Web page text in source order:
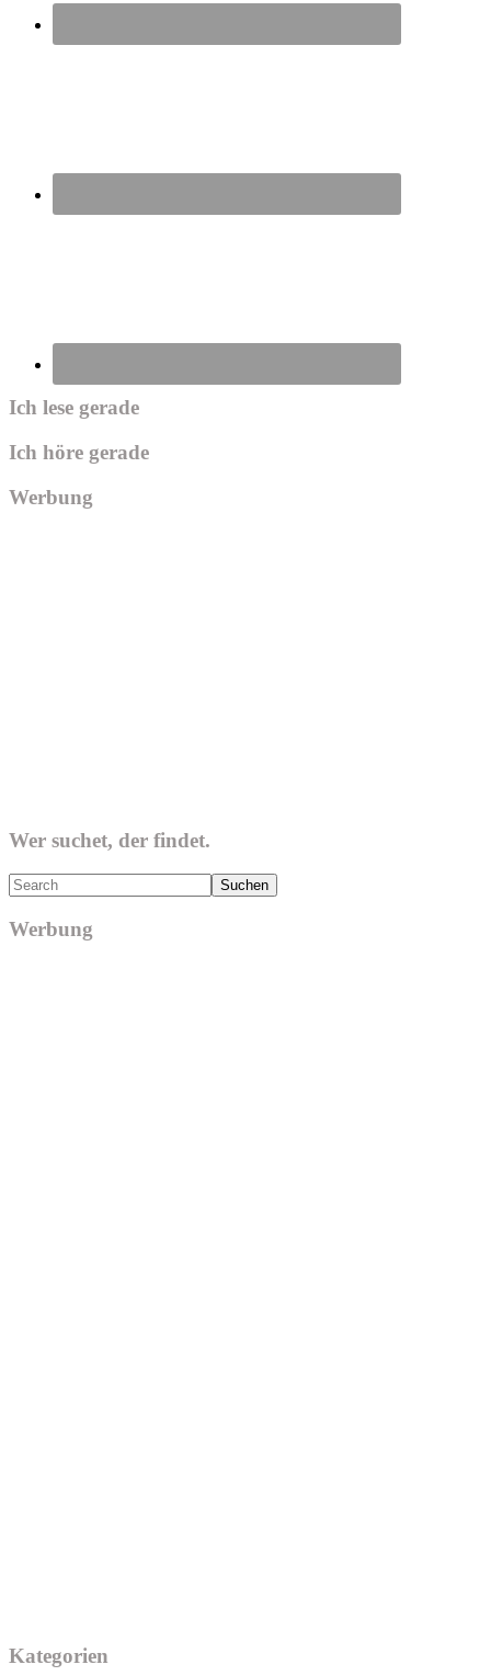
Ich lese gerade
Ich höre gerade
Werbung
Wer suchet, der findet.
Search
Werbung
Kategorien